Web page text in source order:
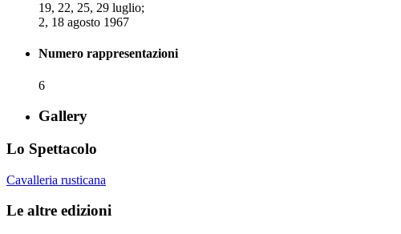
19, 22, 25, 29 luglio;
2, 18 agosto 1967
Numero rappresentazioni
6
Gallery
Lo Spettacolo
Cavalleria rusticana
Le altre edizioni